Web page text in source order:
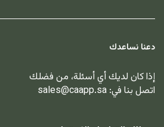
دعنا نساعدك
إذا كان لديك أي أسئلة، من فضلك
اتصل بنا في: sales@caapp.sa